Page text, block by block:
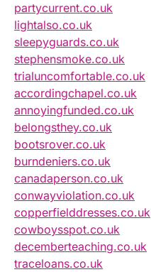
partycurrent.co.uk
lightalso.co.uk
sleepyguards.co.uk
stephensmoke.co.uk
trialuncomfortable.co.uk
accordingchapel.co.uk
annoyingfunded.co.uk
belongsthey.co.uk
bootsrover.co.uk
burndeniers.co.uk
canadaperson.co.uk
conwayviolation.co.uk
copperfielddresses.co.uk
cowboysspot.co.uk
decemberteaching.co.uk
traceloans.co.uk